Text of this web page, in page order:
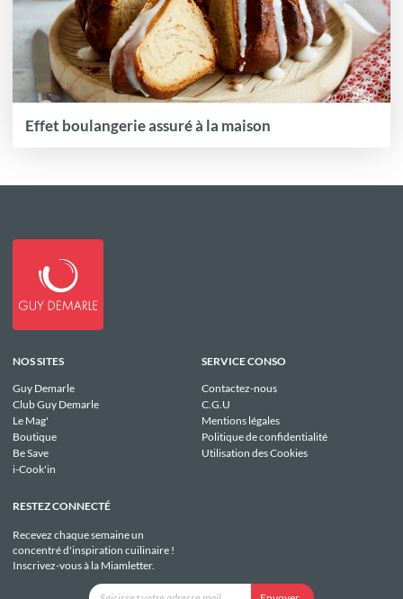
Effet boulangerie assuré à la maison
NOS SITES
Guy Demarle
Club Guy Demarle
Le Mag'
Boutique
Be Save
i-Cook'in
SERVICE CONSO
Contactez-nous
C.G.U
Mentions légales
Politique de confidentialité
Utilisation des Cookies
RESTEZ CONNECTÉ
Recevez chaque semaine un
concentré d'inspiration cuilinaire !
Inscrivez-vous à la Miamletter.